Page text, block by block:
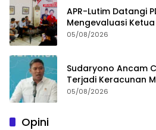
APR-Lutim Datangi
Mengevaluasi Ketua
05/08/2026
Sudaryono Ancam
Terjadi Keracunan
05/08/2026
Opini